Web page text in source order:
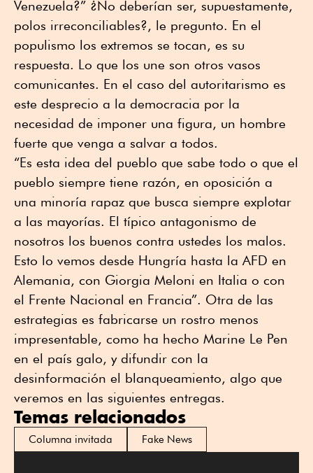
Venezuela?” ¿No deberían ser, supuestamente,
polos irreconciliables?, le pregunto. En el
populismo los extremos se tocan, es su
respuesta. Lo que los une son otros vasos
comunicantes. En el caso del autoritarismo es
este desprecio a la democracia por la
necesidad de imponer una figura, un hombre
fuerte que venga a salvar a todos.
“Es esta idea del pueblo que sabe todo o que el
pueblo siempre tiene razón, en oposición a
una minoría rapaz que busca siempre explotar
a las mayorías. El típico antagonismo de
nosotros los buenos contra ustedes los malos.
Esto lo vemos desde Hungría hasta la AFD en
Alemania, con Giorgia Meloni en Italia o con
el Frente Nacional en Francia”. Otra de las
estrategias es fabricarse un rostro menos
impresentable, como ha hecho Marine Le Pen
en el país galo, y difundir con la
desinformación el blanqueamiento, algo que
veremos en las siguientes entregas.
Temas relacionados
Columna invitada Fake News